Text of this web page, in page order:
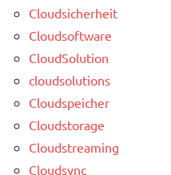
Cloudsicherheit
Cloudsoftware
CloudSolution
cloudsolutions
Cloudspeicher
Cloudstorage
Cloudstreaming
Cloudsync